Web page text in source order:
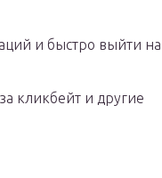
и быстро выйти на
кликбейт и другие